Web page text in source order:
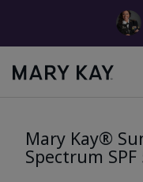
Mary Kay®
Spectrum SPF